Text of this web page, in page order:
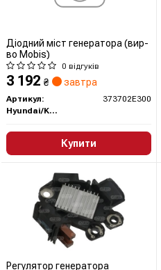
Діодний міст генератора (вир-
во Mobis)
0 відгуків
3 192 ₴ завтра
Артикул:
373702E300
Hyundai/Kia/Mobis
Купити
Регулятор генератора